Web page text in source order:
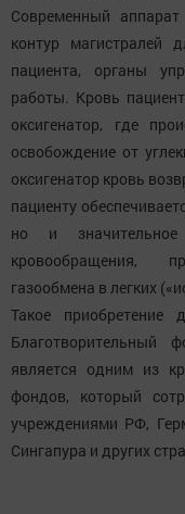
Современный
контур магистралей
пациента, органы
работы. Кровь
оксигенатор, где
освобождение от
оксигенатор кровь
пациенту
но и значительное
кровообращения,
газообмена в легких
Такое
является одним из
фондов, который
учреждениями РФ,
Сингапура и других